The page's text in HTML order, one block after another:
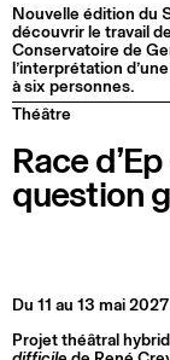
Nouvelle édition du
découvrir le travail
Conservatoire de
l’interprétation
à six personnes.
Théâtre
Race
question
Du 11 au 13 mai 2027
Projet théâtral